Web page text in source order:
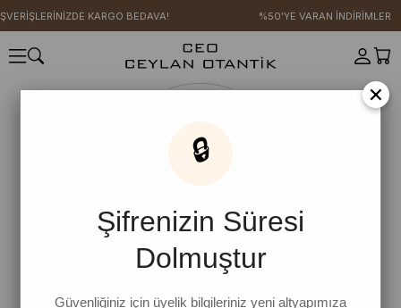
KARGO BEDAVA! %50'YE VARAN İNDİRİMLER
×
🔒
Şifrenizin Süresi
Dolmuştur
Güvenliğiniz için üyelik bilgileriniz yeni altyapımıza